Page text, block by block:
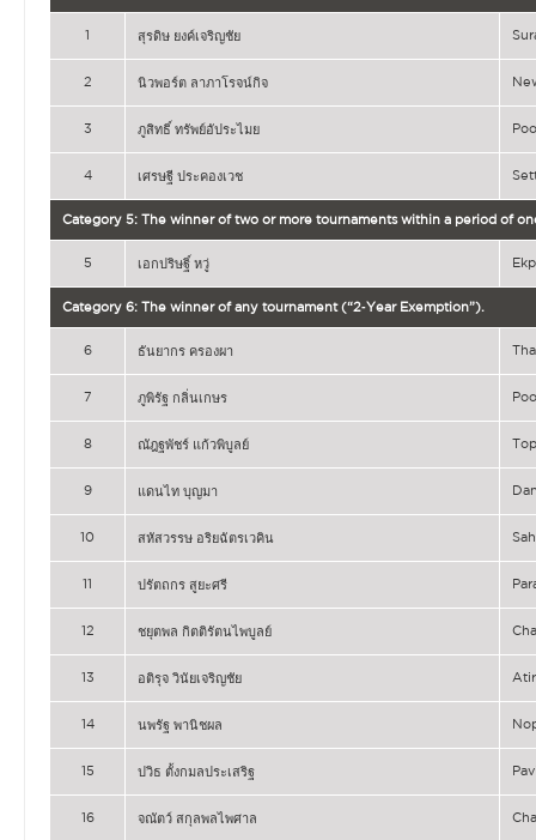
1 สุรดิษ ยงค์เจริญชัย
2 นิวพอร์ต ลาภาโรจน์กิจ
3 ภูสิทธิ์ ทรัพย์อัประไมย
4 เศรษฐี ประคองเวช
Category 5: The winner of two or more tournaments within a period of
5 เอกปริษฐิ์ หวู่
Category 6: The winner of any tournament (“2‐Year Exemption”).
6 ธันยากร ครองผา
7 ภูพิรัฐ กลิ่นเกษร
8 ณัฎฐพัชร์ แก้วพิบูลย์
9 แดนไท บุญมา
10 สหัสวรรษ อริยฉัตรเวคิน
11 ปรัตถกร สูยะศรี
12 ชยุตพล กิตติรัตนไพบูลย์
13 อติรุจ วินัยเจริญชัย
14 นพรัฐ พานิชผล
15 ปวิธ ตั้งกมลประเสริฐ
16 จณัตว์ สกุลพลไพศาล